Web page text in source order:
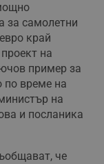
за самолетни
край
на
пример за
по време на
на
и посланика
че